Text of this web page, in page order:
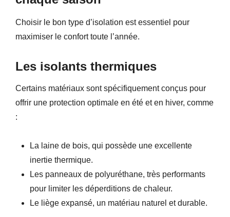
Choisir le bon type d’isolation est essentiel pour
maximiser le confort toute l’année.
Les isolants thermiques
Certains matériaux sont spécifiquement conçus pour
offrir une protection optimale en été et en hiver, comme
:
La laine de bois, qui possède une excellente
inertie thermique.
Les panneaux de polyuréthane, très performants
pour limiter les déperditions de chaleur.
Le liège expansé, un matériau naturel et durable.